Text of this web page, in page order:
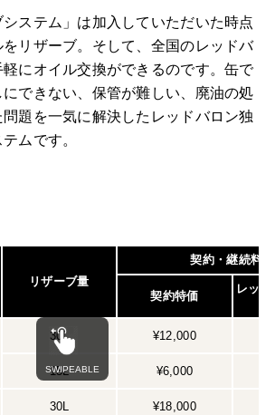
システム」は加入していただいた時点
リザーブ。そして、全国のレッドバ
軽にオイル交換ができるのです。缶で
できない、保管が難しい、廃油の処
題を一気に解決したレッドバロン独
ムです。
リザーブ量
契約・継続料金
契約特価
レッ
30L ¥12,000
15L ¥6,000
30L ¥18,000